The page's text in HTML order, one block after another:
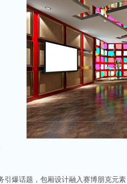
引爆话题，包厢设计融入赛博朋克